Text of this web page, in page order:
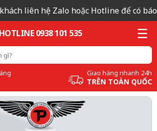
liên hệ Zalo hoặc Hotline để có báo
HOTLINE 0938 101 535
Giao hàng nhanh 24h
TRÊN TOÀN QUỐC